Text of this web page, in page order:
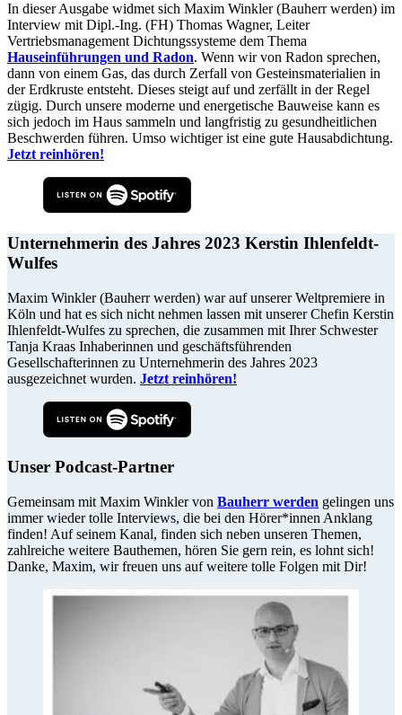
In dieser Ausgabe widmet sich Maxim Winkler (Bauherr werden) im
Interview mit Dipl.-Ing. (FH) Thomas Wagner, Leiter
Vertriebsmanagement Dichtungssysteme dem Thema
Hauseinführungen und Radon. Wenn wir von Radon sprechen,
dann von einem Gas, das durch Zerfall von Gesteinsmaterialien in
der Erdkruste entsteht. Dieses steigt auf und zerfällt in der Regel
zügig. Durch unsere moderne und energetische Bauweise kann es
sich jedoch im Haus sammeln und langfristig zu gesundheitlichen
Beschwerden führen. Umso wichtiger ist eine gute Hausabdichtung.
Jetzt reinhören!
Unternehmerin des Jahres 2023 Kerstin Ihlenfeldt-
Wulfes
Maxim Winkler (Bauherr werden) war auf unserer Weltpremiere in
Köln und hat es sich nicht nehmen lassen mit unserer Chefin Kerstin
Ihlenfeldt-Wulfes zu sprechen, die zusammen mit Ihrer Schwester
Tanja Kraas Inhaberinnen und geschäftsführenden
Gesellschafterinnen zu Unternehmerin des Jahres 2023
ausgezeichnet wurden. Jetzt reinhören!
Unser Podcast-Partner
Gemeinsam mit Maxim Winkler von Bauherr werden gelingen uns
immer wieder tolle Interviews, die bei den Hörer*innen Anklang
finden! Auf seinem Kanal, finden sich neben unseren Themen,
zahlreiche weitere Bauthemen, hören Sie gern rein, es lohnt sich!
Danke, Maxim, wir freuen uns auf weitere tolle Folgen mit Dir!